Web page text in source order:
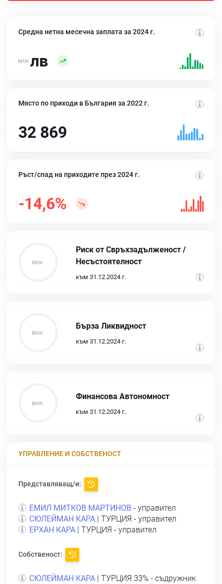
Средна нетна месечна заплата за 2024 г.
лв
Място по приходи в България за 2022 г.
32 869
Ръст/спад на приходите през 2024 г.
-14,6%
Риск от Свръхзадълженост /
Несъстоятелност
към 31.12.2024 г.
Бърза Ликвидност
към 31.12.2024 г.
Финансова Автономност
към 31.12.2024 г.
УПРАВЛЕНИЕ И СОБСТВЕНОСТ
Представляващ/и:
ЕМИЛ МИТКОВ МАРТИНОВ - управител
СЮЛЕЙМАН КАРА | ТУРЦИЯ - управител
ЕРХАН КАРА | ТУРЦИЯ - управител
Собственост:
СЮЛЕЙМАН КАРА | ТУРЦИЯ 33% - съдружник